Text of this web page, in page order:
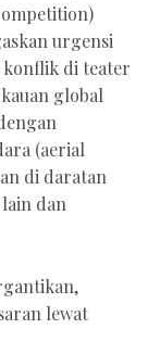
urgensi
di teater
global
(aerial
di daratan
dan
lewat